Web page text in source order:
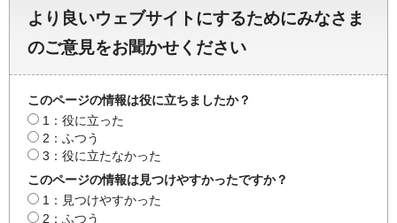
より良いウェブサイトにするためにみなさま
のご意見をお聞かせください
このページの情報は役に立ちましたか？
1：役に立った
2：ふつう
3：役に立たなかった
このページの情報は見つけやすかったですか？
1：見つけやすかった
2：ふつう